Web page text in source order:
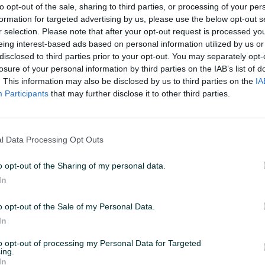
opt-out of the sale, sharing to third parties, or processing of your
for targeted advertising by us, please use the below opt-out
selection. Please note that after your opt-out request is processed
interest-based ads based on personal information utilized by us
to third parties prior to your opt-out. You may separately
of your personal information by third parties on the IAB’s list of
This information may also be disclosed by us to third parties on the
Participants that may further disclose it to other third parties.
Data Processing Opt Outs
opt-out of the Sharing of my personal data.
opt-out of the Sale of my Personal Data.
opt-out of processing my Personal Data for Targeted
ID: 70778859 PREGLEDI: 1020
(protivkliznih) pločica koje se koriste u prostorima
je pod vlažan ili mokar
na klizanje (ugao trenja od 19° do 27°)